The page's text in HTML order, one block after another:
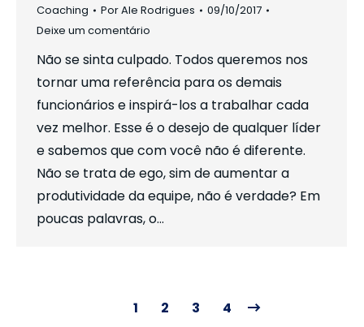
Coaching PorAle Rodrigues
09/10/2017
Deixe um comentário
Não se sinta culpado. Todos queremos nos
tornar uma referência para os demais
funcionários e inspirá-los a trabalhar cada
vez melhor. Esse é o desejo de qualquer líder
e sabemos que com você não é diferente.
Não se trata de ego, sim de aumentar a
produtividade da equipe, não é verdade? Em
poucas palavras, o…
1 2 3 4